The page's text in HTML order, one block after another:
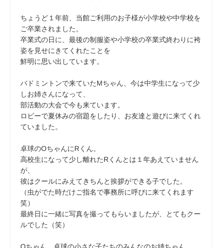
ちょうど１年前、当館ご利用のお子様が小学校や中学校を
ご卒業されました。
卒業式の日に、最後の制服姿や小学校の卒業式終わりに袴
姿を見せにきてくれたことを
鮮明に思い出しています。
バドミントンで来ていたMちゃん、今は中学生になって少
しお姉さんになって、
部活動の大会で今も来ています。
ロビーで夏休みの宿題をしたり、お友達と遊びに来てくれ
ていました。
卓球のOちゃんにRくん。
高校生になって少し離れたRくんとは１年あえていません
が、
彼はクールにみえてきちんと挨拶ができる子でした。
（虫がでた時だけご指名で事務所に呼びに来てくれます
笑）
最終日に一緒に写真を撮ってもらいましたが、とてもクー
ルでした（笑）